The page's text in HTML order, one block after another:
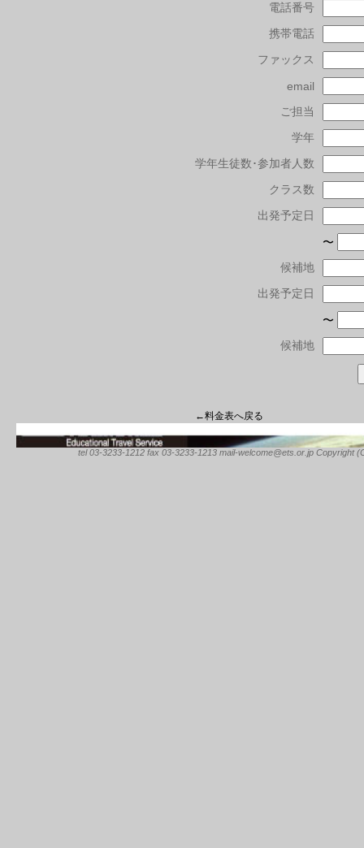
電話番号
携帯電話
ファックス
email
ご担当
学年
学年生徒数･参加者人数
クラス数
出発予定日
〜
候補地
出発予定日
〜
候補地
←料金表へ戻る
tel 03-3233-1212 fax 03-3233-1213 mail-welcome@ets.or.jp Copyright